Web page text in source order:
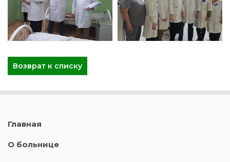
Возврат к списку
Главная
О больнице